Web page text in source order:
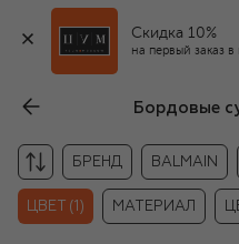
Скидка 10%
на первый заказ
БРЕНД BALMAIN
ЦВЕТ (1) МАТЕРИАЛ